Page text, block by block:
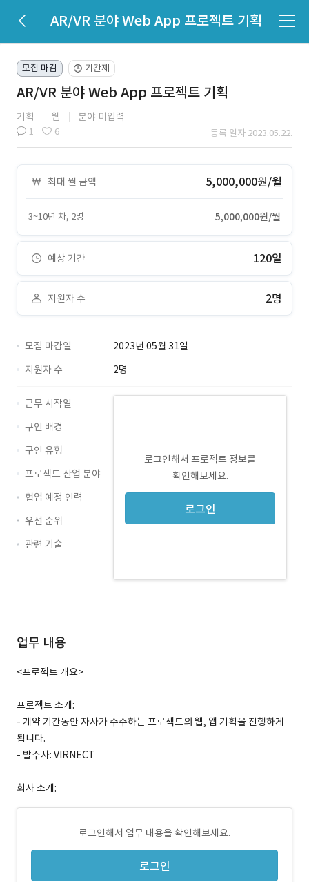
AR/VR 분야 Web App 프로젝트 기획
모집 마감 🕒 기간제
AR/VR 분야 Web App 프로젝트 기획
기획 웹 분야 미입력
1 6 등록 일자 2023.05.22.
최대 월 금액 5,000,000원/월
3~10년 차, 2명 5,000,000원/월
예상 기간 120일
지원자 수 2명
모집 마감일
2023년 05월 31일
지원자 수
2명
로그인해서 프로젝트 정보를
확인해보세요.
로그인
근무 시작일
구인 배경
구인 유형
프로젝트 산업 분야
협업 예정 인력
우선 순위
관련 기술
업무 내용
<프로젝트 개요>
프로젝트 소개:
- 계약 기간동안 자사가 수주하는 프로젝트의 웹, 앱 기획을 진행하게
됩니다.
- 발주사: VIRNECT
회사 소개:
로그인해서 업무 내용을 확인해보세요.
로그인